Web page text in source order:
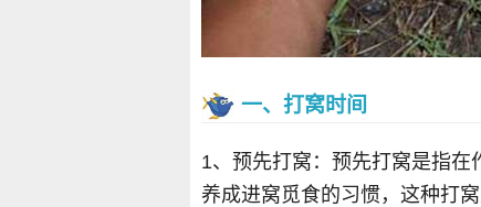
一、打窝时间
1、预先打窝：预先打窝是指
养成进窝觅食的习惯，这种打